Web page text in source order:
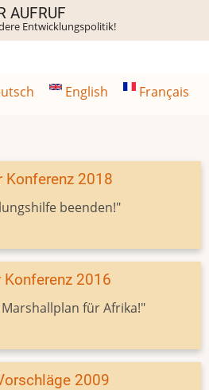
AUFRUF
Entwicklungspolitik!
English Français
Konferenz 2018
beenden!"
Konferenz 2016
für Afrika!"
2009